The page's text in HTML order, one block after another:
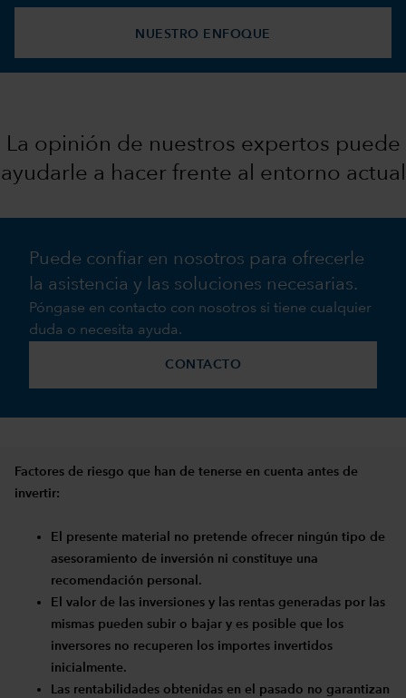
NUESTRO ENFOQUE
La opinión de nuestros expertos puede
ayudarle a hacer frente al entorno actual
Puede confiar en nosotros para ofrecerle
la asistencia y las soluciones necesarias.
Póngase en contacto con nosotros si tiene cualquier
duda o necesita ayuda.
CONTACTO
Factores de riesgo que han de tenerse en cuenta antes de
invertir:
El presente material no pretende ofrecer ningún tipo de
asesoramiento de inversión ni constituye una
recomendación personal.
El valor de las inversiones y las rentas generadas por las
mismas pueden subir o bajar y es posible que los
inversores no recuperen los importes invertidos
inicialmente.
Las rentabilidades obtenidas en el pasado no garantizan